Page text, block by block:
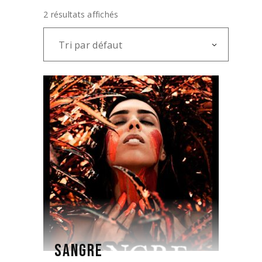
2 résultats affichés
Tri par défaut
SANGRE